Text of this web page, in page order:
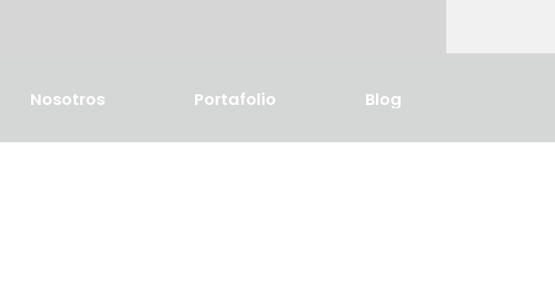
Nosotros Portafolio Blog